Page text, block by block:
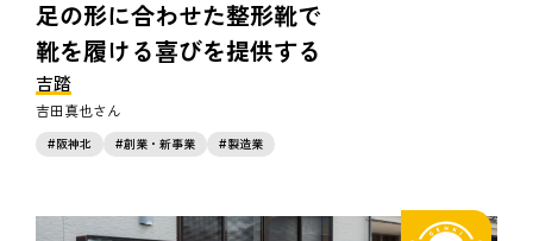
足の形に合わせた整形靴で
靴を履ける喜びを提供する
吉踏
吉田真也
阪神北 創業・新事業 製造業